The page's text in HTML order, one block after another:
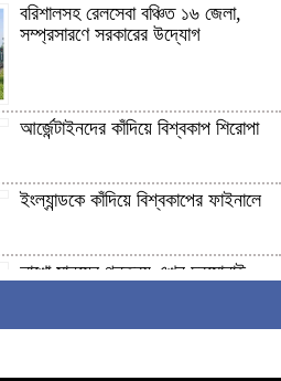
বরিশালসহ রেলসেবা বঞ্চিত ১৬ জেলা,
সম্প্রসারণে সরকারের উদ্যোগ
আর্জেন্টাইনদের কাঁদিয়ে বিশ্বকাপ শিরোপা
ইংল্যান্ডকে কাঁদিয়ে বিশ্বকাপের ফাইনালে
লাখো মানুষের গন্তব্য এখন চরমোনাই